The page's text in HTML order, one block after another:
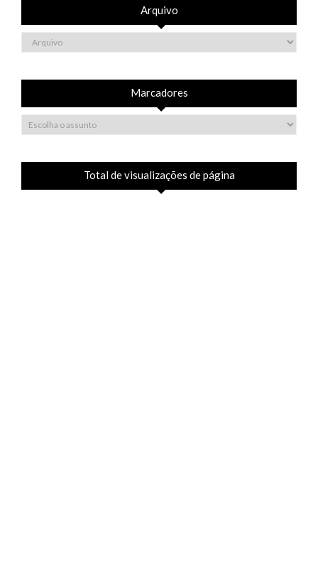
Arquivo
Marcadores
Total de visualizações de página